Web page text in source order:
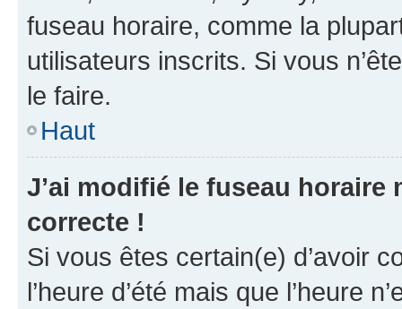
fuseau horaire, comme la
utilisateurs inscrits. Si vous
le faire.
Haut
J’ai modifié le fuseau horaire
correcte !
Si vous êtes certain(e) d’avoir
l’heure d’été mais que l’heure